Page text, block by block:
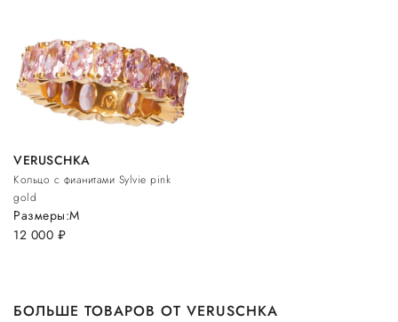
VERUSCHKA
Кольцо с фианитами Sylvie pink
gold
12 000 руб.
Размеры:M
БОЛЬШЕ ТОВАРОВ ОТ VERUSCHKA